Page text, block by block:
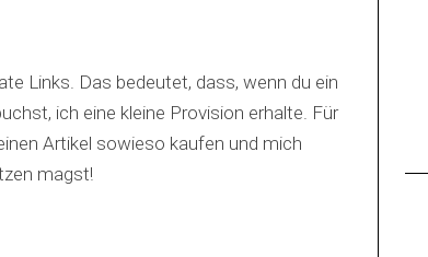
Links. Das bedeutet, dass, wenn du ein
ich eine kleine Provision erhalte. Für
Artikel sowieso kaufen und mich
magst!